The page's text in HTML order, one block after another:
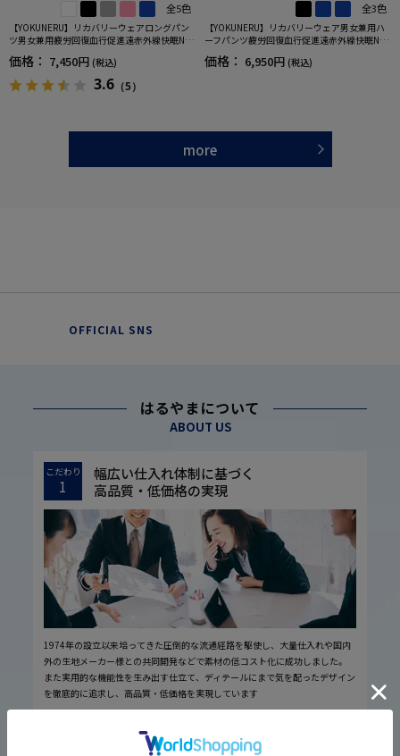
全5色
【YOKUNERU】リカバリーウェアロングパン
ツ男女兼用疲労回復血行促進遠赤外線快眠NA
NOMIX(R)【一般医療機器】SS～LLサイズ
価格： 7,450円 (税込)
3.6 （5）
全3色
【YOKUNERU】リカバリーウェア男女兼用ハ
ーフパンツ疲労回復血行促進遠赤外線快眠NA
NOMIX(R)【一般医療機器】SS～LLサイズ
価格： 6,950円 (税込)
more
OFFICIAL SNS
はるやまについて
ABOUT US
こだわり
1
幅広い仕入れ体制に基づく
高品質・低価格の実現
1974年の設立以来培ってきた圧倒的な流通経路を駆使し、大量仕入れや国内
外の生地メーカー様との共同開発などで素材の低コスト化に成功しました。
また実用的な機能性を生み出す仕立て、ディテールにまで気を配ったデザイン
を徹底的に追求し、高品質・低価格を実現しています
厳しい品質管理体制に基づく